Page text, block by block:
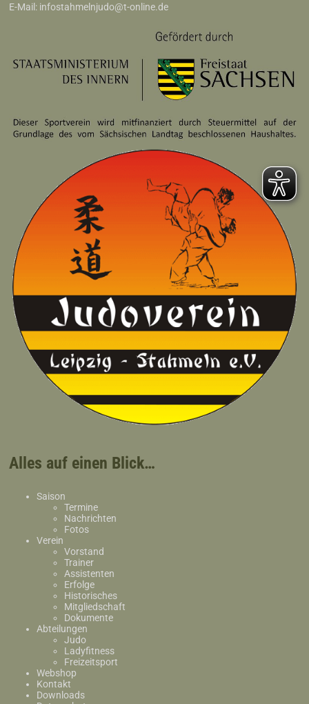
E-Mail: infostahmelnjudo@t-online.de
Alles auf einen Blick…
Saison
Termine
Nachrichten
Fotos
Verein
Vorstand
Trainer
Assistenten
Erfolge
Historisches
Mitgliedschaft
Dokumente
Abteilungen
Judo
Ladyfitness
Freizeitsport
Webshop
Kontakt
Downloads